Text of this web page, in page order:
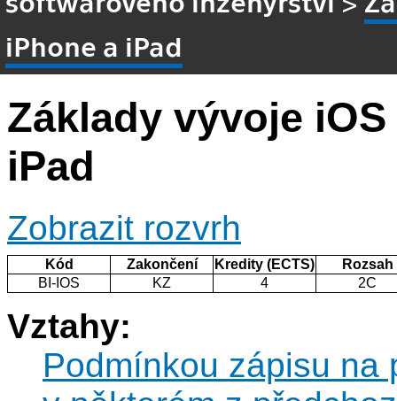
iPhone a iPad
Základy vývoje
iPad
Zobrazit rozvrh
Kód Zakončení Kredity (ECTS)
Rozsah
BI-IOS
KZ 4 2C
Vztahy:
Podmínkou zápisu na